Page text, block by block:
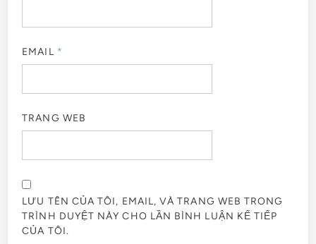
EMAIL *
TRANG WEB
LƯU TÊN CỦA TÔI, EMAIL, VÀ TRANG WEB TRONG
TRÌNH DUYỆT NÀY CHO LẦN BÌNH LUẬN KẾ TIẾP
CỦA TÔI.